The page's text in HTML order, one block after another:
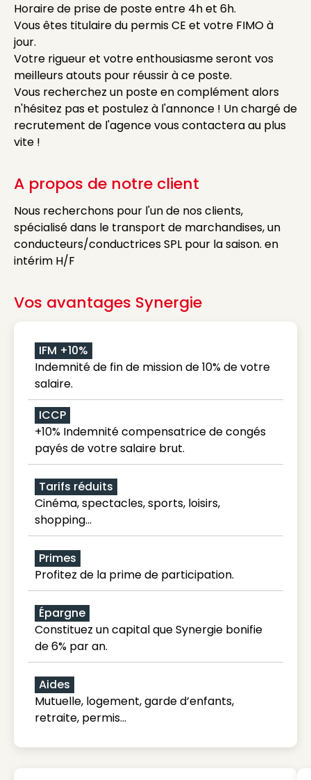
Horaire de prise de poste entre 4h et 6h.
Vous êtes titulaire du permis CE et votre FIMO à
jour.
Votre rigueur et votre enthousiasme seront vos
meilleurs atouts pour réussir à ce poste.
Vous recherchez un poste en complément alors
n'hésitez pas et postulez à l'annonce ! Un chargé de
recrutement de l'agence vous contactera au plus
vite !
A propos de notre client
Nous recherchons pour l'un de nos clients,
spécialisé dans le transport de marchandises, un
conducteurs/conductrices SPL pour la saison. en
intérim H/F
Vos avantages Synergie
IFM +10%
Indemnité de fin de mission de 10% de votre
salaire.
ICCP
+10% Indemnité compensatrice de congés
payés de votre salaire brut.
Tarifs réduits
Cinéma, spectacles, sports, loisirs,
shopping...
Primes
Profitez de la prime de participation.
Épargne
Constituez un capital que Synergie bonifie
de 6% par an.
Aides
Mutuelle, logement, garde d’enfants,
retraite, permis…